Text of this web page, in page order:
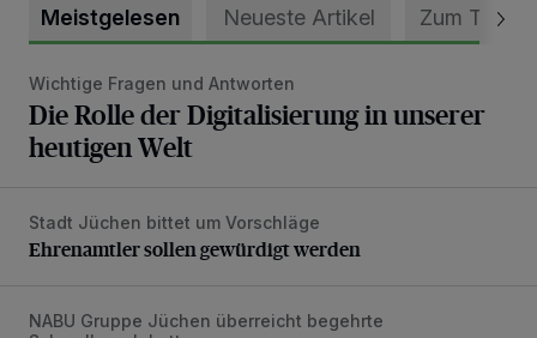
Meistgelesen Neueste Artikel Zum Thema
Die Rolle der Digitalisierung in unserer heutigen Welt
Wichtige Fragen und Antworten
Die Rolle der Digitalisierung in unserer
heutigen Welt
Ehrenamtler sollen gewürdigt werden
Stadt Jüchen bittet um Vorschläge
Ehrenamtler sollen gewürdigt werden
Vorbildlicher Einsatz für den Artenschutz gewürdigt
NABU Gruppe Jüchen überreicht begehrte